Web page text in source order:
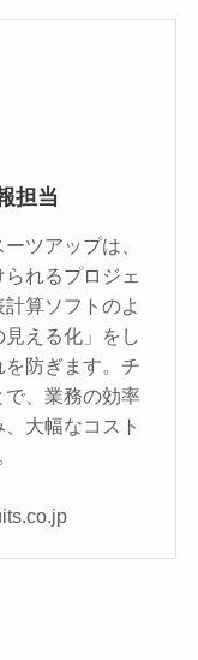
担当
ツアップは、
れるプロジェ
算ソフトのよ
える化」をし
防ぎます。チ
、業務の効率
大幅なコスト